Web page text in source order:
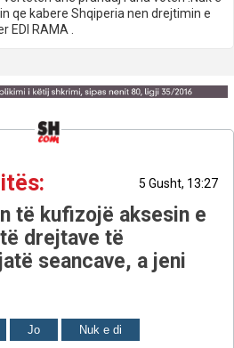
qe kabere Shqiperia nen drejtimin e
EDI RAMA .
5 Gusht, 13:27
të kufizojë aksesin e
drejtave të
seancave, a jeni
Jo Nuk e di